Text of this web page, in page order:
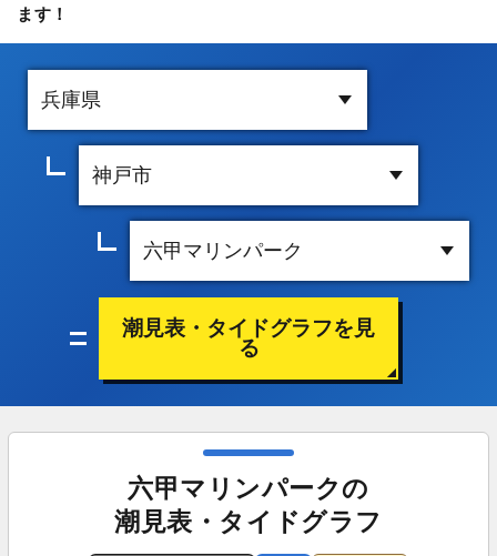
ます！
潮見表・タイドグラフを見
る
六甲マリンパークの
潮見表・タイドグラフ